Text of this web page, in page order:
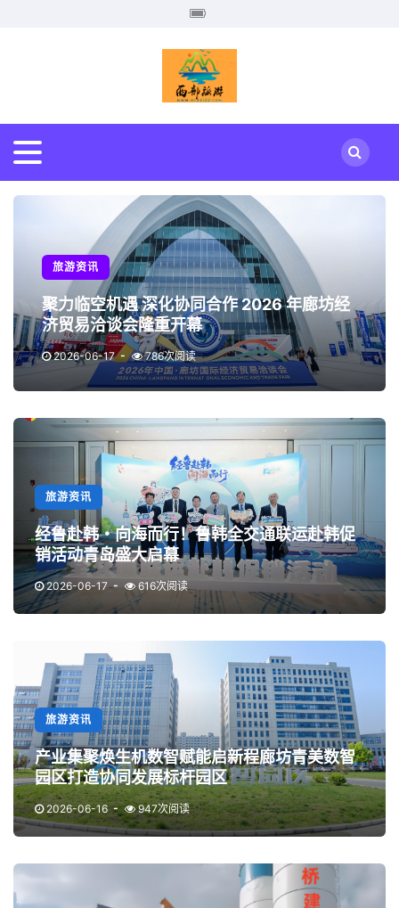
旅游资讯
聚力临空机遇 深化协同合作 2026 年廊坊经
济贸易洽谈会隆重开幕
2026-06-17 786次阅读
旅游资讯
经鲁赴韩・向海而行！鲁韩全交通联运赴韩促
销活动青岛盛大启幕
2026-06-17 616次阅读
旅游资讯
产业集聚焕生机数智赋能启新程廊坊青美数智
园区打造协同发展标杆园区
2026-06-16 947次阅读